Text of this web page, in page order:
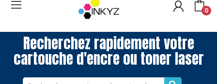
0
Recherchez rapidement votre
cartouche d'encre ou toner laser